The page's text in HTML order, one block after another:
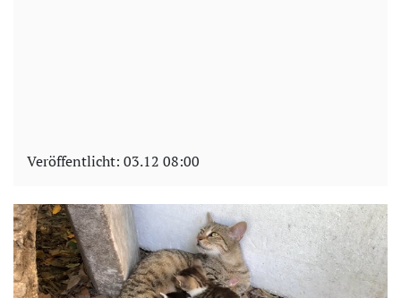
Veröffentlicht: 03.12 08:00